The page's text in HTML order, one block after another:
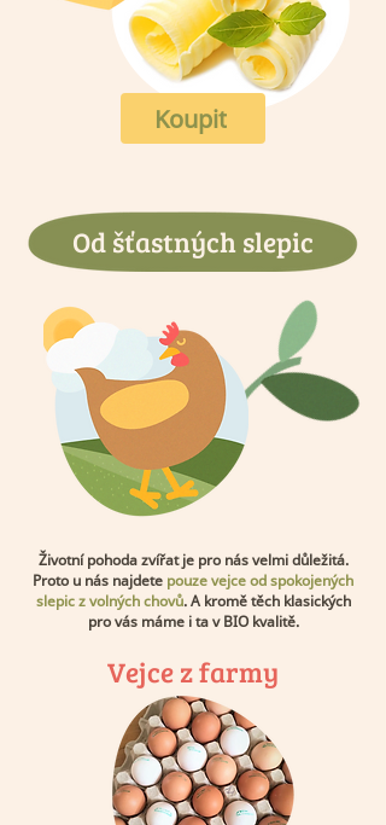
Koupit
Od šťastných slepic
Životní pohoda zvířat je pro nás velmi důležitá.
Proto u nás najdete pouze vejce od spokojených
slepic z volných chovů. A kromě těch klasických
pro vás máme i ta v BIO kvalitě.
Vejce z farmy